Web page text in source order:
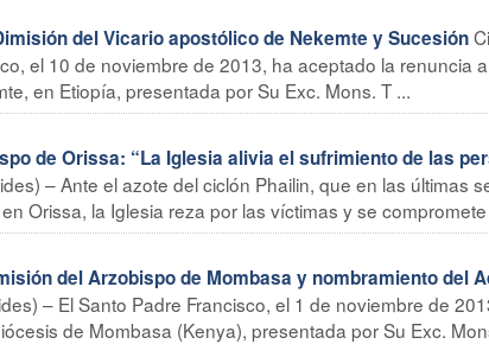
del Vicario apostólico de Nekemte y Sucesión
el 10 de noviembre de 2013, ha aceptado la renuncia
en Etiopía, presentada por Su Exc. Mons. T ...
de Orissa: “La Iglesia alivia el sufrimiento de las
– Ante el azote del ciclón Phailin, que en las últimas
Orissa, la Iglesia reza por las víctimas y se
del Arzobispo de Mombasa y nombramiento del
– El Santo Padre Francisco, el 1 de noviembre de
de Mombasa (Kenya), presentada por Su Exc.